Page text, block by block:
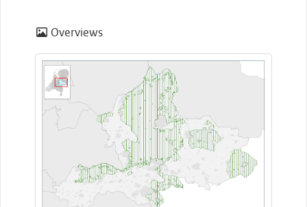
Overviews